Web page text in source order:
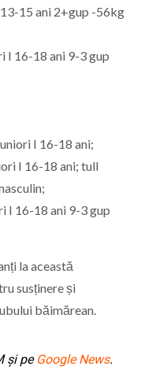
15 ani 2+gup -56kg
I 16-18 ani 9-3 gup
I 16-18 ani;
I 16-18 ani; tull
I 16-18 ani 9-3 gup
la această
susținere și
băimărean.
și pe Google News.